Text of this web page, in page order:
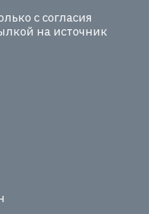
с согласия
на источник